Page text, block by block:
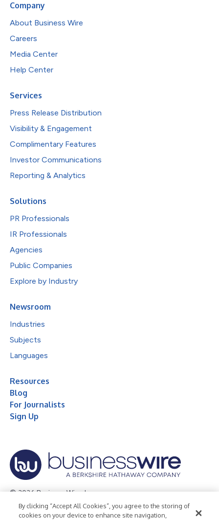
Company
About Business Wire
Careers
Media Center
Help Center
Services
Press Release Distribution
Visibility & Engagement
Complimentary Features
Investor Communications
Reporting & Analytics
Solutions
PR Professionals
IR Professionals
Agencies
Public Companies
Explore by Industry
Newsroom
Industries
Subjects
Languages
Resources
Blog
For Journalists
Sign Up
© 2026 Business Wire, Inc.
Privacy Policy Cookie Policy Accessibility Statement
By clicking “Accept All Cookies”, you agree to the storing of
cookies on your device to enhance site navigation,